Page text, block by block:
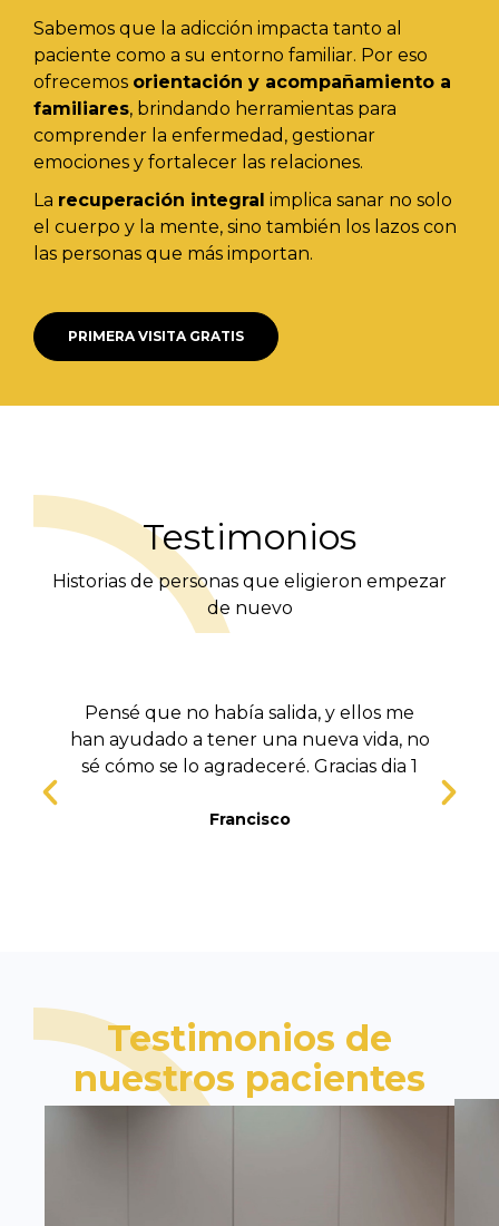
Sabemos que la adicción impacta tanto al
paciente como a su entorno familiar. Por eso
ofrecemos orientación y acompañamiento a
familiares, brindando herramientas para
comprender la enfermedad, gestionar
emociones y fortalecer las relaciones.
La recuperación integral implica sanar no solo
el cuerpo y la mente, sino también los lazos con
las personas que más importan.
PRIMERA VISITA GRATIS
Testimonios
Historias de personas que eligieron empezar
de nuevo
Pensé que no había salida, y ellos me
han ayudado a tener una nueva vida, no
sé cómo se lo agradeceré. Gracias dia 1
Francisco
Testimonios de
nuestros pacientes